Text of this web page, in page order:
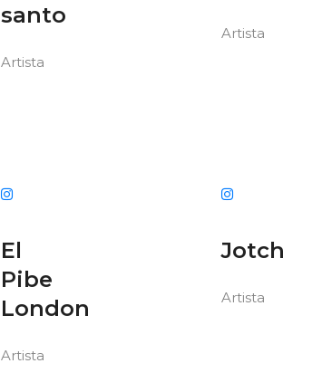
santo
Artista
Artista
El
Pibe
London
Artista
Jotch
Artista